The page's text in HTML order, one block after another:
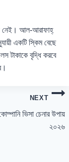
নেই। আল-আরাফাহ্
একটি স্কিম বেছে
টাকাকে বৃদ্ধি করবে
NEXT
ভিসা চেনার উপায়
২০২৬